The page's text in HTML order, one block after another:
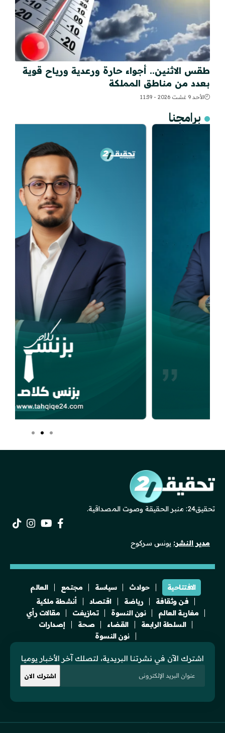
طقس الاثنين.. أجواء حارة ورعدية ورياح قوية
بعدد من مناطق المملكة
الأحد 9 غشت 2026 - 11:39
برامجنا
تحقيق24: منبر الحقيقة وصوت المصداقية.
مدير النشر: يونس سركوح
الافتتاحية حوادث سياسة مجتمع
العالم
فن وثقافة
رياضة اقتصاد
أنشطة ملكية
مغاربة العالم
نون النسوة تمازيغت
مقالات رأي
السلطة الرابعة
القضاء صحة
إصدارات
نون النسوة
اشترك الآن في نشرتنا البريدية، لتصلك آخر الأخبار يوميا